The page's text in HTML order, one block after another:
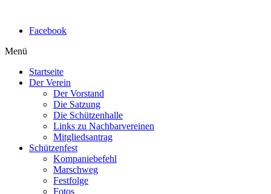
Facebook
Menü
Startseite
Der Verein
Der Vorstand
Die Satzung
Die Schützenhalle
Links zu Nachbarvereinen
Mitgliedsantrag
Schützenfest
Kompaniebefehl
Marschweg
Festfolge
Fotos